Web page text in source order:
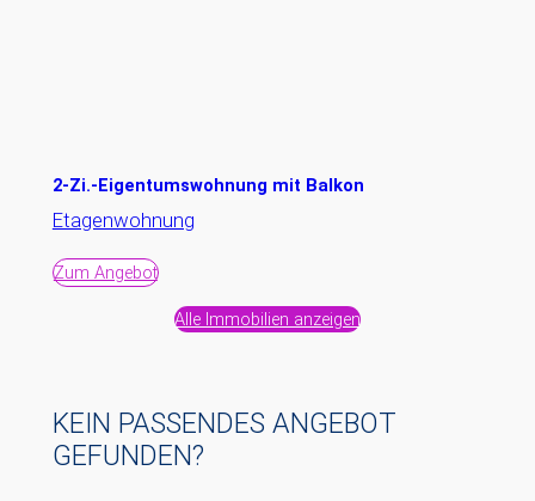
2-Zi.-Eigentumswohnung mit Balkon
Etagenwohnung
Zum Angebot
Alle Immobilien anzeigen
KEIN PASSENDES ANGEBOT
GEFUNDEN?